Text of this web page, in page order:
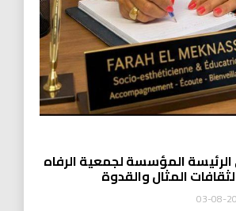
المؤسسة لجمعية الرفاه
المثال والقدوة